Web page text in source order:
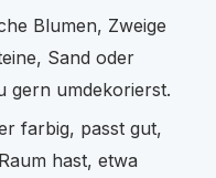
Blumen, Zweige
Sand oder
gern umdekorierst.
farbig, passt gut,
hast, etwa